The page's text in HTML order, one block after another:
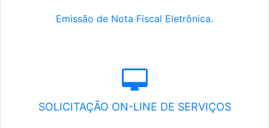
Emissão de Nota Fiscal Eletrônica.
SOLICITAÇÃO ON-LINE DE SERVIÇOS